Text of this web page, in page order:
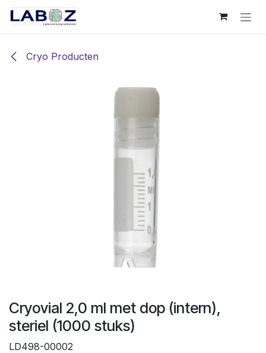
Overslaan naar inhoud
Cryo Producten
Cryovial 2,0 ml met dop (intern),
steriel (1000 stuks)
LD498-00002